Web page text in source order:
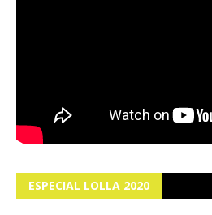
ESPECIAL LOLLA 2020